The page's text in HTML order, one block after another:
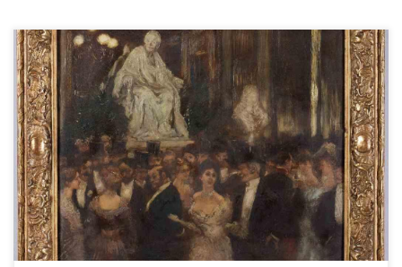
Le foyer du public à la Comédie Française Huile sur panneau de
bois parqueté, 1900, signé en bas à gauche. […]